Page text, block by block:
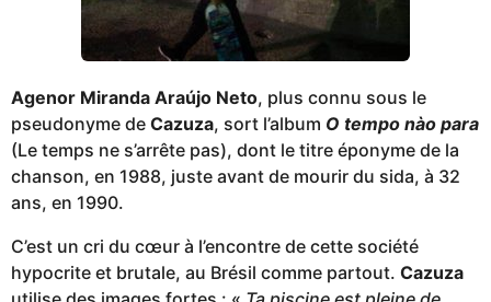
Agenor Miranda Araújo Neto, plus connu sous le
pseudonyme de Cazuza, sort l’album O tempo nào para
(Le temps ne s’arrête pas), dont le titre éponyme de la
chanson, en 1988, juste avant de mourir du sida, à 32
ans, en 1990.
C’est un cri du cœur à l’encontre de cette société
hypocrite et brutale, au Brésil comme partout. Cazuza